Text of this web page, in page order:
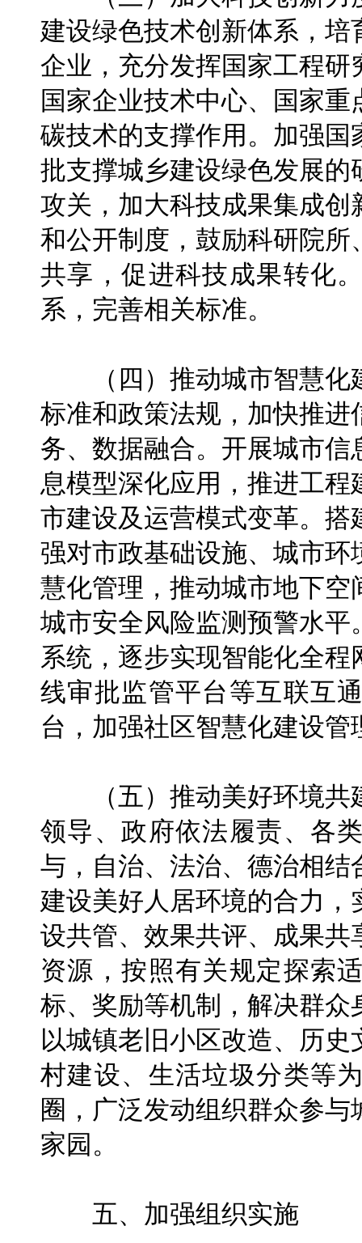
建设绿色技术创新体系，
企业，充分发挥国家工程
国家企业技术中心、国家
碳技术的支撑作用。加强
批支撑城乡建设绿色发展
攻关，加大科技成果集成
和公开制度，鼓励科研院
共享，促进科技成果转化
系，完善相关标准。
（四）推动城市智慧化
标准和政策法规，加快推
务、数据融合。开展城市
息模型深化应用，推进工
市建设及运营模式变革。
强对市政基础设施、城市
慧化管理，推动城市地下
城市安全风险监测预警水
系统，逐步实现智能化全
线审批监管平台等互联互
台，加强社区智慧化建设
（五）推动美好环境共
领导、政府依法履责、各
与，自治、法治、德治相
建设美好人居环境的合力
设共管、效果共评、成果
资源，按照有关规定探索
标、奖励等机制，解决群
以城镇老旧小区改造、历
村建设、生活垃圾分类等
圈，广泛发动组织群众参
家园。
五、加强组织实施